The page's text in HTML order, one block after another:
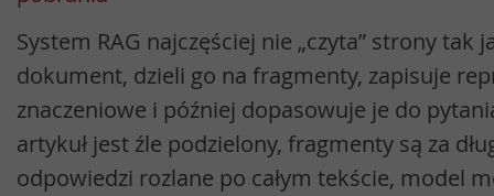
System RAG najczęściej nie „czyta” strony tak
dokument, dzieli go na fragmenty, zapisuje
znaczeniowe i później dopasowuje je do
artykuł jest źle podzielony, fragmenty są za
odpowiedzi rozlane po całym tekście, model